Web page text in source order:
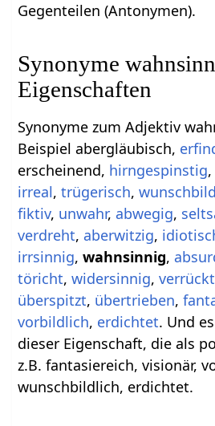
Gegenteilen (Antonymen).
Synonyme
Eigenschaften
Synonyme zum Adjektiv
Beispiel abergläubisch,
erscheinend, hirngespinstig,
irreal,trügerisch,
fiktiv, unwahr, abwegig,
verdreht, aberwitzig,
irrsinnig,wahnsinnig,
töricht,widersinnig,verrückt
überspitzt, übertrieben,
vorbildlich, erdichtet. Und
dieser Eigenschaft, die als
z.B. fantasiereich, visionär,
wunschbildlich, erdichtet.